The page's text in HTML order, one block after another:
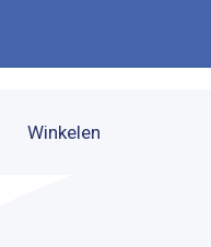
Winkelen